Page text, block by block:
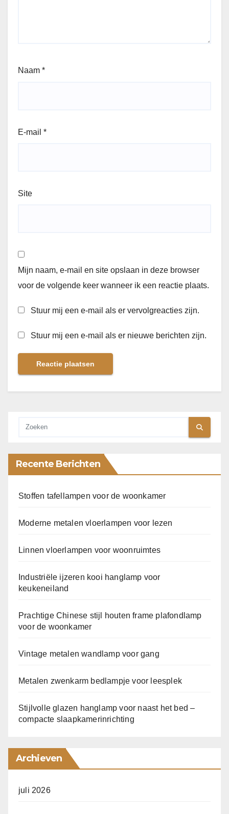
Naam *
E-mail *
Site
Mijn naam, e-mail en site opslaan in deze browser
voor de volgende keer wanneer ik een reactie plaats.
Stuur mij een e-mail als er vervolgreacties zijn.
Stuur mij een e-mail als er nieuwe berichten zijn.
Recente Berichten
Stoffen tafellampen voor de woonkamer
Moderne metalen vloerlampen voor lezen
Linnen vloerlampen voor woonruimtes
Industriële ijzeren kooi hanglamp voor
keukeneiland
Prachtige Chinese stijl houten frame plafondlamp
voor de woonkamer
Vintage metalen wandlamp voor gang
Metalen zwenkarm bedlampje voor leesplek
Stijlvolle glazen hanglamp voor naast het bed –
compacte slaapkamerinrichting
Archieven
juli 2026